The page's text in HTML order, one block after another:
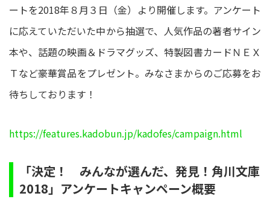
ートを2018年８月３日（金）より開催します。アンケート
に応えていただいた中から抽選で、人気作品の著者サイン
本や、話題の映画＆ドラマグッズ、特製図書カードＮＥＸ
Ｔなど豪華賞品をプレゼント。みなさまからのご応募をお
待ちしております！
https://features.kadobun.jp/kadofes/campaign.html
「決定！ みんなが選んだ、発見！角川文庫
2018」アンケートキャンペーン概要